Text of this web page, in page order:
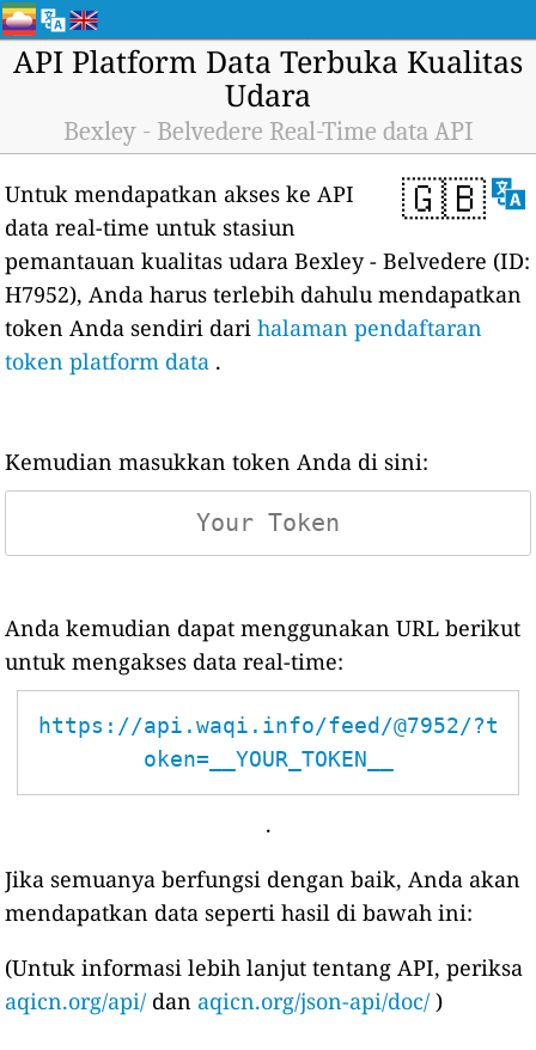
API Platform Data Terbuka Kualitas
Udara
Bexley - Belvedere Real-Time data API
🇬🇧
Untuk mendapatkan akses ke API
data real-time untuk stasiun
pemantauan kualitas udara Bexley - Belvedere (ID:
H7952), Anda harus terlebih dahulu mendapatkan
token Anda sendiri darihalaman pendaftaran
token platform data .
Kemudian masukkan token Anda di sini:
Anda kemudian dapat menggunakan URL berikut
untuk mengakses data real-time:
https://api.waqi.info/feed/@7952/?t
oken=__YOUR_TOKEN__
.
Jika semuanya berfungsi dengan baik, Anda akan
mendapatkan data seperti hasil di bawah ini:
(Untuk informasi lebih lanjut tentang API, periksa
aqicn.org/api/ dan aqicn.org/json-api/doc/ )